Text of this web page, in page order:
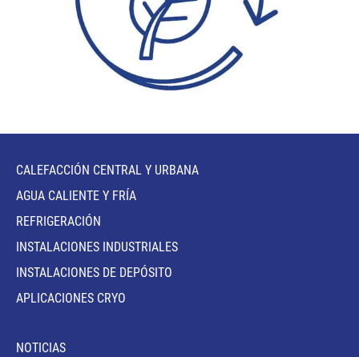
CALEFACCIÓN CENTRAL Y URBANA
AGUA CALIENTE Y FRÍA
REFRIGERACIÓN
INSTALACIONES INDUSTRIALES
INSTALACIONES DE DEPÓSITO
APLICACIONES CRYO
NOTICIAS